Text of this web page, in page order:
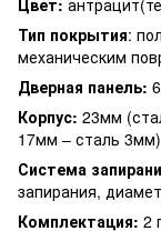
Тип покрытия:
механическим
Дверная панель:
Корпус: 23мм
17мм – сталь 3мм)
Система
запирания,
Комплектация: 2